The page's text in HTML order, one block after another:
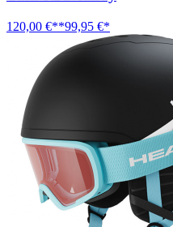
120,00 €**99,95 €*